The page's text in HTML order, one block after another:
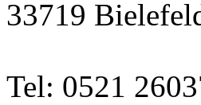
33719
Tel: 0521